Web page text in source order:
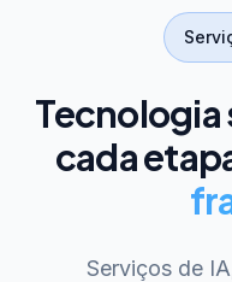
Tecnologia
cada
Serviços de